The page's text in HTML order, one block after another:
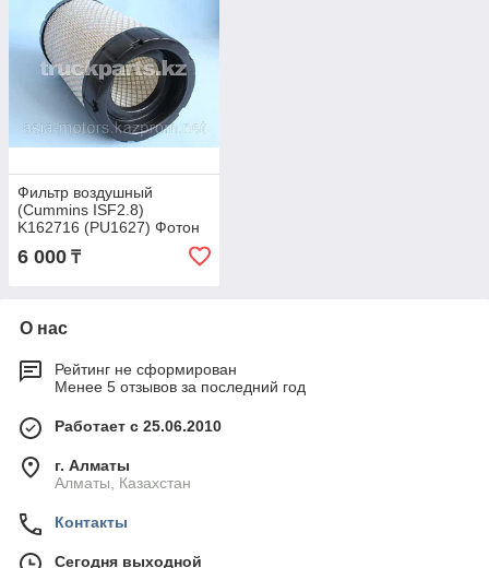
Фильтр воздушный
(Cummins ISF2.8)
K162716 (PU1627) Фотон
(FOTON) AF26509
6 000 ₸
О нас
Рейтинг не сформирован
Менее 5 отзывов за последний год
Работает с 25.06.2010
г. Алматы
Алматы, Казахстан
Контакты
Сегодня выходной